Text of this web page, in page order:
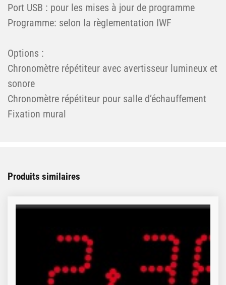
Port USB : pour les mises à jour de programme
Programme: selon la règlementation IWF
Options :
Chronomètre répétiteur avec avertisseur lumineux et
sonore
Chronomètre répétiteur pour salle d’échauffement
Fixation mural
Produits similaires
Ce produit a plusieurs variations. Les options